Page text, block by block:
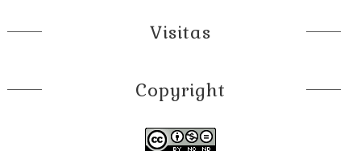
Visitas
Copyright